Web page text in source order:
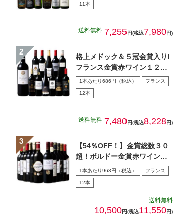
11本
送料無料 7,255円(税込7,980円)
格上メドック＆５冠金賞入り!
フランス金賞赤ワイン１２本
セット 第１０８弾
1本あたり686円（税込） フランス
12本
送料無料 7,480円(税込8,228円)
【54％OFF！】金賞総数３０
超！ボルドー金賞赤ワイン１
２本セット 第１5弾
1本あたり963円（税込） フランス
12本
送料無料
10,500円(税込11,550円)